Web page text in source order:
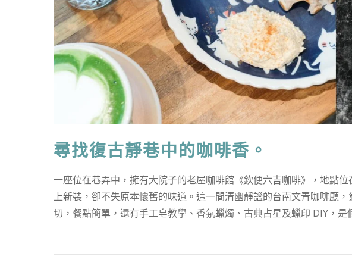
尋找復古靜巷中的咖啡香。
一座位在巷弄中，擁有大院子的老屋咖啡館《欽便六吉咖啡》，地點
上新裝，卻不失原本懷舊的味道。這一間清幽靜謐的台南文青咖啡廳
切，餐點簡單，還有手工皂教學、香氛蠟燭、古典占星及蠟印 DIY，是